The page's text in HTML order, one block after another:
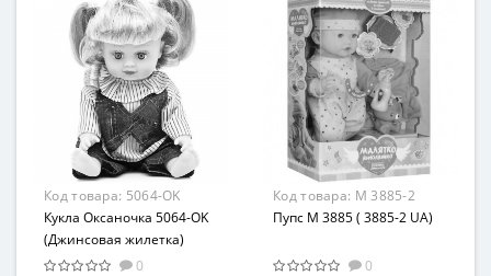
Возраст
от 3 лет
Материал
Комбинированный
Возраст
от 3 лет
Материал
Комбинированный
Код товара: 5064-OK
Кукла Оксаночка 5064-OK
(Джинсовая жилетка)
0
Код товара: M 3885-2
Пупс M 3885 ( 3885-2 UA)
0